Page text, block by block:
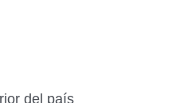
del país